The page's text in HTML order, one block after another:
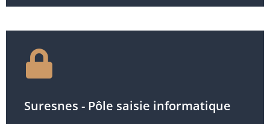
Suresnes - Pôle saisie informatique